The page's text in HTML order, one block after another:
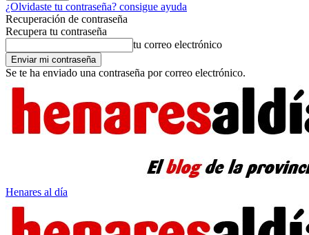
¿Olvidaste tu contraseña? consigue ayuda
Recuperación de contraseña
Recupera tu contraseña
tu correo electrónico
Se te ha enviado una contraseña por correo electrónico.
Henares al día